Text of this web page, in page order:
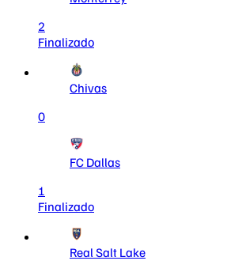
2
Finalizado
Chivas
0
FC Dallas
1
Finalizado
Real Salt Lake